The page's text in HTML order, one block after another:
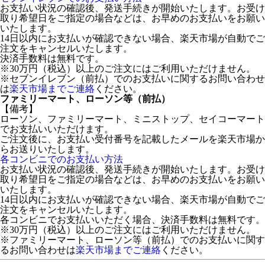
お支払い状況の確認後、発送手続きが開始いたします。お受け
取り希望日をご指定の場合などは、お早めのお支払いをお願い
いたします。
14日以内にお支払いが確認できない場合、楽天市場が自動でご
注文をキャンセルいたします。
決済手数料は無料です。
※30万円（税込）以上のご注文にはご利用いただけません。
※セブンイレブン（前払）でのお支払いに関するお問い合わせ
は楽天市場までご連絡 ください。
ファミリーマート、ローソン等（前払）
【備考】
ローソン、ファミリーマート、ミニストップ、セイコーマート
でお支払いいただけます。
ご注文後に、お支払い受付番号を記載したメールを楽天市場か
らお送りいたします。
各コンビニでのお支払い方法
お支払い状況の確認後、発送手続きが開始いたします。お受け
取り希望日をご指定の場合などは、お早めのお支払いをお願い
いたします。
14日以内にお支払いが確認できない場合、楽天市場が自動でご
注文をキャンセルいたします。
各コンビニでお支払いいただく場合、決済手数料は無料です。
※30万円（税込）以上のご注文にはご利用いただけません。
※ファミリーマート、ローソン等（前払）でのお支払いに関す
るお問い合わせは楽天市場までご連絡 ください。